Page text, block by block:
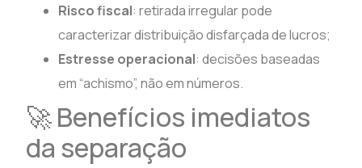
Risco fiscal: retirada irregular pode
caracterizar distribuição disfarçada de lucros;
Estresse operacional: decisões baseadas
em “achismo”, não em números.
🚀 Benefícios imediatos
da separação